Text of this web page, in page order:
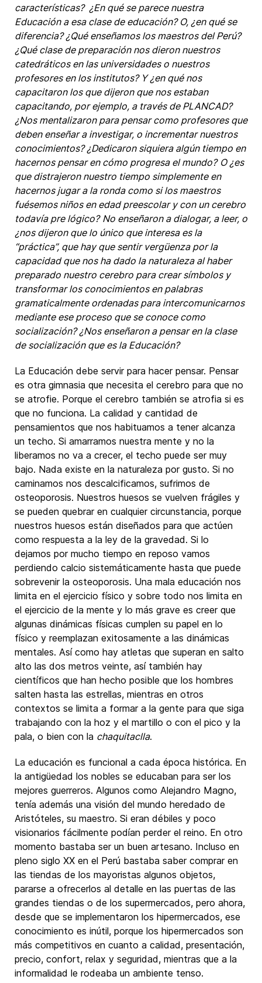
características? ¿En qué se parece nuestra
Educación a esa clase de educación? O, ¿en qué se
diferencia? ¿Qué enseñamos los maestros del Perú?
¿Qué clase de preparación nos dieron nuestros
catedráticos en las universidades o nuestros
profesores en los institutos? Y ¿en qué nos
capacitaron los que dijeron que nos estaban
capacitando, por ejemplo, a través de PLANCAD?
¿Nos mentalizaron para pensar como profesores que
deben enseñar a investigar, o incrementar nuestros
conocimientos? ¿Dedicaron siquiera algún tiempo en
hacernos pensar en cómo progresa el mundo? O ¿es
que distrajeron nuestro tiempo simplemente en
hacernos jugar a la ronda como si los maestros
fuésemos niños en edad preescolar y con un cerebro
todavía pre lógico? No enseñaron a dialogar, a leer, o
¿nos dijeron que lo único que interesa es la
“práctica”, que hay que sentir vergüenza por la
capacidad que nos ha dado la naturaleza al haber
preparado nuestro cerebro para crear símbolos y
transformar los conocimientos en palabras
gramaticalmente ordenadas para intercomunicarnos
mediante ese proceso que se conoce como
socialización? ¿Nos enseñaron a pensar en la clase
de socialización que es la Educación?
La Educación debe servir para hacer pensar. Pensar
es otra gimnasia que necesita el cerebro para que no
se atrofie. Porque el cerebro también se atrofia si es
que no funciona. La calidad y cantidad de
pensamientos que nos habituamos a tener alcanza
un techo. Si amarramos nuestra mente y no la
liberamos no va a crecer, el techo puede ser muy
bajo. Nada existe en la naturaleza por gusto. Si no
caminamos nos descalcificamos, sufrimos de
osteoporosis. Nuestros huesos se vuelven frágiles y
se pueden quebrar en cualquier circunstancia, porque
nuestros huesos están diseñados para que actúen
como respuesta a la ley de la gravedad. Si lo
dejamos por mucho tiempo en reposo vamos
perdiendo calcio sistemáticamente hasta que puede
sobrevenir la osteoporosis. Una mala educación nos
limita en el ejercicio físico y sobre todo nos limita en
el ejercicio de la mente y lo más grave es creer que
algunas dinámicas físicas cumplen su papel en lo
físico y reemplazan exitosamente a las dinámicas
mentales. Así como hay atletas que superan en salto
alto las dos metros veinte, así también hay
científicos que han hecho posible que los hombres
salten hasta las estrellas, mientras en otros
contextos se limita a formar a la gente para que siga
trabajando con la hoz y el martillo o con el pico y la
pala, o bien con la chaquitaclla.
La educación es funcional a cada época histórica. En
la antigüedad los nobles se educaban para ser los
mejores guerreros. Algunos como Alejandro Magno,
tenía además una visión del mundo heredado de
Aristóteles, su maestro. Si eran débiles y poco
visionarios fácilmente podían perder el reino. En otro
momento bastaba ser un buen artesano. Incluso en
pleno siglo XX en el Perú bastaba saber comprar en
las tiendas de los mayoristas algunos objetos,
pararse a ofrecerlos al detalle en las puertas de las
grandes tiendas o de los supermercados, pero ahora,
desde que se implementaron los hipermercados, ese
conocimiento es inútil, porque los hipermercados son
más competitivos en cuanto a calidad, presentación,
precio, confort, relax y seguridad, mientras que a la
informalidad le rodeaba un ambiente tenso.